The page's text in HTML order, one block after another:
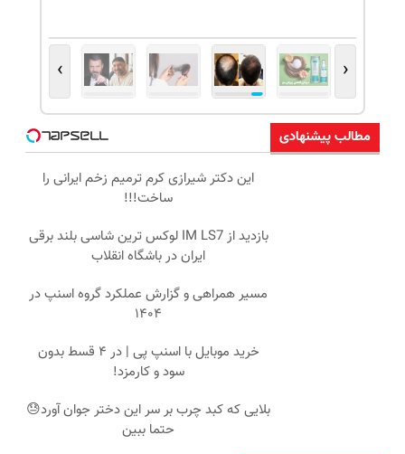
‹
›
مطالب پیشنهادی
این دکتر شیرازی کرم ترمیم زخم ایرانی را
ساخت!!!
بازدید از IM LS7 لوکس ترین شاسی بلند برقی
ایران در باشگاه انقلاب
مسیر همراهی و گزارش عملکرد گروه اسنپ در
۱۴۰۴
خرید موبایل با اسنپ پی | در ۴ قسط بدون
سود و کارمزد!
بلایی که کبد چرب بر سر این دختر جوان آورد😓
حتما ببین